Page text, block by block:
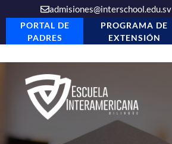
admisiones@interschool.edu.sv
PORTAL DE
PADRES
PROGRAMA DE
EXTENSIÓN
contenido